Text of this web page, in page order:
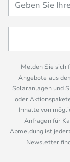
Melden Sie
Angebote aus
Solaranlagen und
oder
Inhalte von
Anfragen für
Abmeldung ist
Newsletter